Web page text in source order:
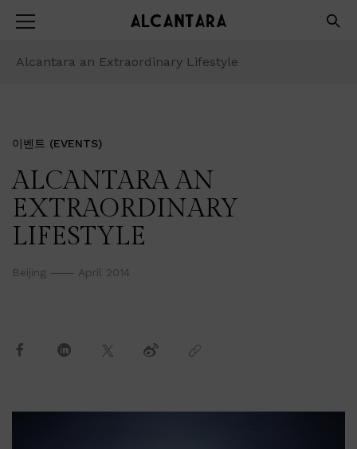
Alcantara an Extraordinary Lifestyle
이벤트 (EVENTS)
ALCANTARA AN
EXTRAORDINARY
LIFESTYLE
Beijing April 2014